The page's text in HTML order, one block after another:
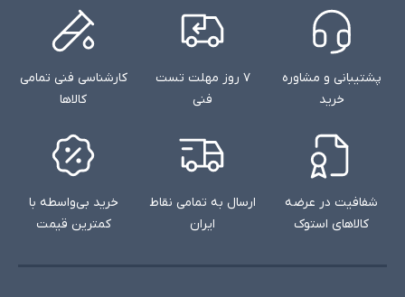
پشتیبانی و مشاوره
خرید
۷ روز مهلت تست
فنی
کارشناسی فنی تمامی
کالاها
شفافیت در عرضه
کالاهای استوک
ارسال به تمامی نقاط
ایران
خرید بی‌واسطه با
کمترین قیمت